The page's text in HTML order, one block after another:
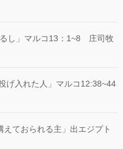
し」マルコ13：1~8 庄司牧
げ入れた人」マルコ12:38~44
ておられる主」出エジプト